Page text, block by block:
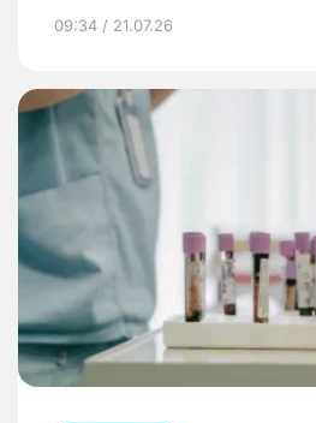
09:34 / 21.07.26